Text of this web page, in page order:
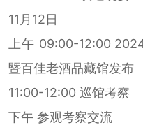
11月12日
上午 09:00-12:00
暨百佳老酒品藏馆发布
11:00-12:00 巡馆考察
下午 参观考察交流